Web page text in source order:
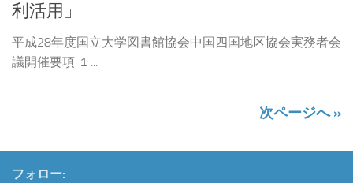
利活用」
平成28年度国立大学図書館協会中国四国地区協会実務者会
議開催要項 １...
次ページへ »
フォロー: